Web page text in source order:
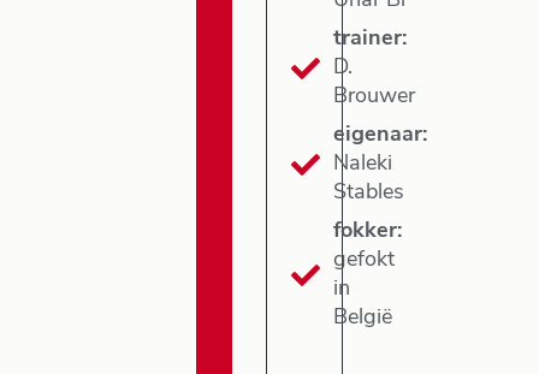
trainer:
D.
Brouwer
eigenaar:
Naleki
Stables
fokker:
gefokt
in
België